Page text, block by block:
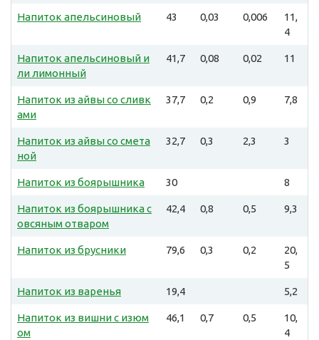
Напиток апельсиновый 43 0,03 0,006
11,
4
Напиток апельсиновый и
ли лимонный
41,7 0,08 0,02 11
Напиток из айвы со сливк
ами
37,7 0,2 0,9 7,8
Напиток из айвы со смета
ной
32,7 0,3 2,3 3
Напиток из боярышника 30 8
Напиток из боярышника с
овсяным отваром
42,4 0,8 0,5 9,3
Напиток из брусники 79,6 0,3 0,2
20,
5
Напиток из варенья 19,4 5,2
Напиток из вишни с изюм
ом
46,1 0,7 0,5
10,
4